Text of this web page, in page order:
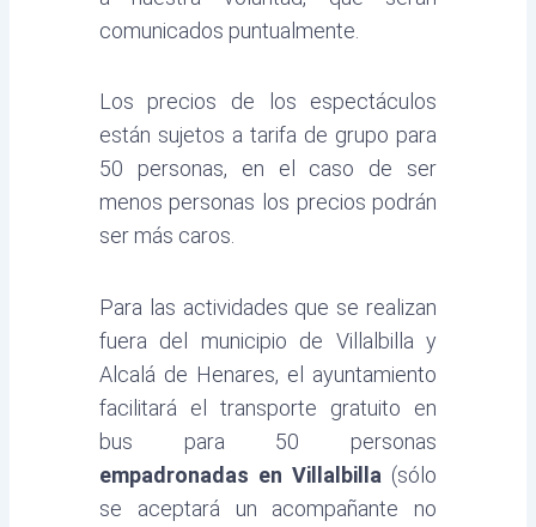
comunicados puntualmente.
Los precios de los espectáculos
están sujetos a tarifa de grupo para
50 personas, en el caso de ser
menos personas los precios podrán
ser más caros.
Para las actividades que se realizan
fuera del municipio de Villalbilla y
Alcalá de Henares, el ayuntamiento
facilitará el transporte gratuito en
bus para 50 personas
empadronadas en Villalbilla (sólo
se aceptará un acompañante no